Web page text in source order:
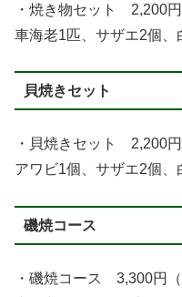
・焼き物セット 2,200円
車海老1匹、サザエ2個、
貝焼きセット
・貝焼きセット 2,200円
アワビ1個、サザエ2個、
磯焼コース
・磯焼コース 3,300円（